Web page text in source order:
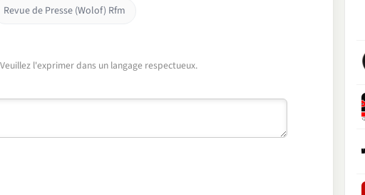
Revue de Presse (Wolof) Rfm
l'exprimer dans un langage respectueux.